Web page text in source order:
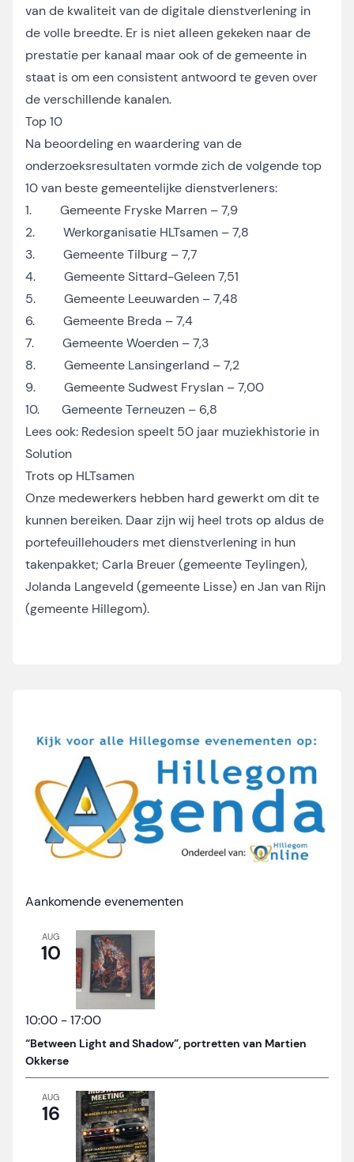
van de kwaliteit van de digitale dienstverlening in
de volle breedte. Er is niet alleen gekeken naar de
prestatie per kanaal maar ook of de gemeente in
staat is om een consistent antwoord te geven over
de verschillende kanalen.
Top 10
Na beoordeling en waardering van de
onderzoeksresultaten vormde zich de volgende top
10 van beste gemeentelijke dienstverleners:
1. Gemeente Fryske Marren – 7,9
2. Werkorganisatie HLTsamen – 7,8
3. Gemeente Tilburg – 7,7
4. Gemeente Sittard-Geleen 7,51
5. Gemeente Leeuwarden – 7,48
6. Gemeente Breda – 7,4
7. Gemeente Woerden – 7,3
8. Gemeente Lansingerland – 7,2
9. Gemeente Sudwest Fryslan – 7,00
10. Gemeente Terneuzen – 6,8
Lees ook: Redesion speelt 50 jaar muziekhistorie in
Solution
Trots op HLTsamen
Onze medewerkers hebben hard gewerkt om dit te
kunnen bereiken. Daar zijn wij heel trots op aldus de
portefeuillehouders met dienstverlening in hun
takenpakket; Carla Breuer (gemeente Teylingen),
Jolanda Langeveld (gemeente Lisse) en Jan van Rijn
(gemeente Hillegom).
Aankomende evenementen
AUG
10
10:00 -17:00
“Between Light and Shadow”, portretten van Martien
Okkerse
AUG
16